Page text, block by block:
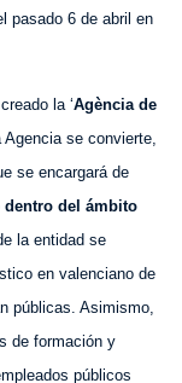
pasado 6 de abril en
la ‘Agència de
Agencia se convierte,
se encargará de
del ámbito
la entidad se
en valenciano de
públicas. Asimismo,
de formación y
públicos